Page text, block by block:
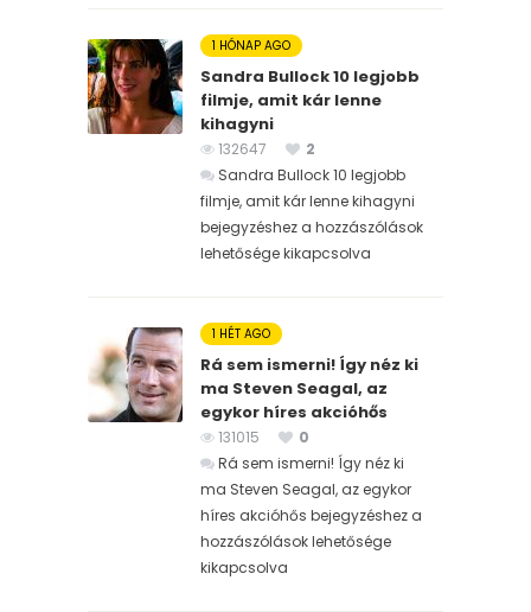
1 HÓNAP AGO
Sandra Bullock 10 legjobb
filmje, amit kár lenne
kihagyni
132647
2
Sandra Bullock 10 legjobb
filmje, amit kár lenne kihagyni
bejegyzéshez a hozzászólások
lehetősége kikapcsolva
1 HÉT AGO
Rá sem ismerni! Így néz ki
ma Steven Seagal, az
egykor híres akcióhős
131015
0
Rá sem ismerni! Így néz ki
ma Steven Seagal, az egykor
híres akcióhős bejegyzéshez a
hozzászólások lehetősége
kikapcsolva